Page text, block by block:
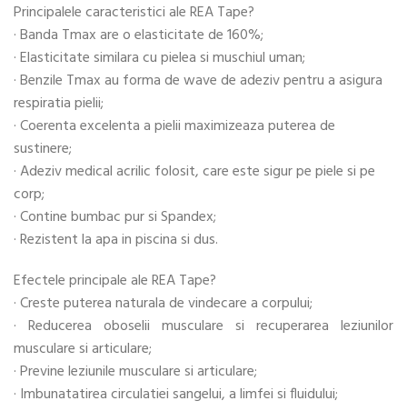
Principalele caracteristici ale REA Tape?
· Banda Tmax are o elasticitate de 160%;
· Elasticitate similara cu pielea si muschiul uman;
· Benzile Tmax au forma de wave de adeziv pentru a asigura
respiratia pielii;
· Coerenta excelenta a pielii maximizeaza puterea de
sustinere;
· Adeziv medical acrilic folosit, care este sigur pe piele si pe
corp;
· Contine bumbac pur si Spandex;
· Rezistent la apa in piscina si dus.
Efectele principale ale REA Tape?
· Creste puterea naturala de vindecare a corpului;
· Reducerea oboselii musculare si recuperarea leziunilor
musculare si articulare;
· Previne leziunile musculare si articulare;
· Imbunatatirea circulatiei sangelui, a limfei si fluidului;